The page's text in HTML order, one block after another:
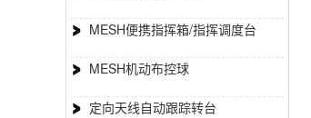
MESH便携指挥箱/指挥调度台
MESH机动布控球
定向天线自动跟踪转台